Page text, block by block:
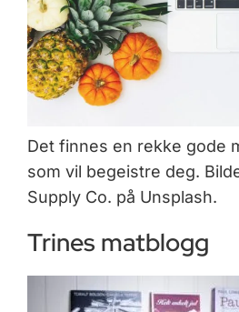
Det finnes en rekke gode
som vil begeistre deg.
Supply Co. på Unsplash.
Trines matblogg